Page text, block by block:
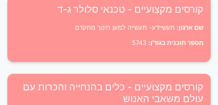
קורסים מקצועיים - טכנאי סלולר ג-ד
שם ארגון: תעשיידע- תעשייה למען חינוך מתקדם
מספר תוכנית בגפ"ן:
קורסים מקצועיים - כלים בהנחייה והכרות עם
עולם משאבי האנוש